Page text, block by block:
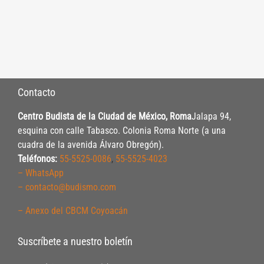
Contacto
Centro Budista de la Ciudad de México, RomaJalapa 94,
esquina con calle Tabasco. Colonia Roma Norte (a una
cuadra de la avenida Álvaro Obregón).
Teléfonos: 55-5525-0086, 55-5525-4023
– WhatsApp
– contacto@budismo.com
– Anexo del CBCM Coyoacán
Suscríbete a nuestro boletín